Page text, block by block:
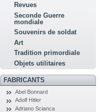
Revues
Seconde Guerre
mondiale
Souvenirs de soldat
Art
Tradition primordiale
Objets utilitaires
FABRICANTS
Abel Bonnard
Adolf Hitler
Adriano Scianca